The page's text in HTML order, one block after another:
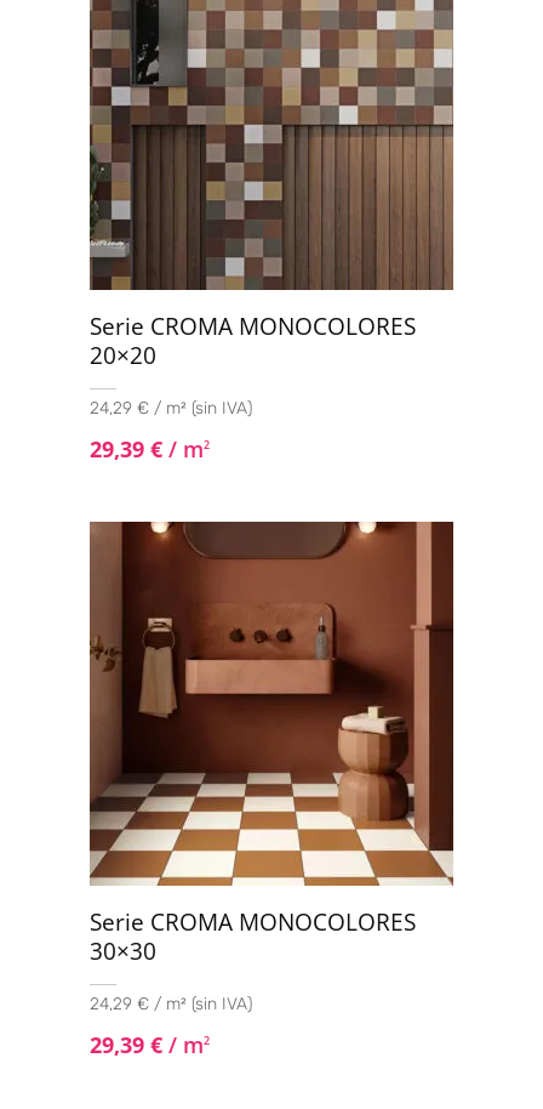
Serie CROMA MONOCOLORES
20×20
24,29 € / m² (sin IVA)
29,39 € / m2
Serie CROMA MONOCOLORES
30×30
24,29 € / m² (sin IVA)
29,39 € / m2